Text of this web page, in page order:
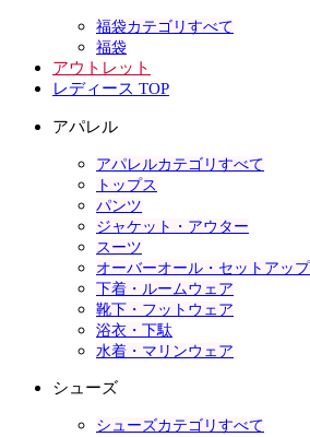
福袋カテゴリすべて
福袋
アウトレット
レディース TOP
アパレル
アパレルカテゴリすべて
トップス
パンツ
ジャケット・アウター
スーツ
オーバーオール・セットアップ
下着・ルームウェア
靴下・フットウェア
浴衣・下駄
水着・マリンウェア
シューズ
シューズカテゴリすべて